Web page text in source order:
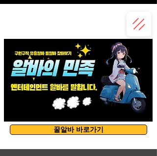
꿀알바 바로가기